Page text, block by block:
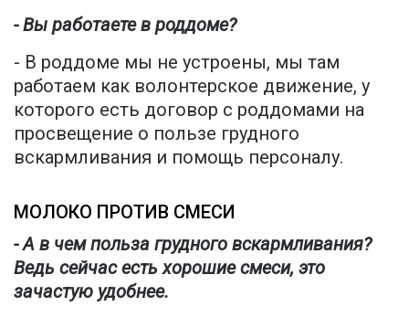
- Вы работаете в роддоме?
- В роддоме мы не устроены, мы там
работаем как волонтерское движение, у
которого есть договор с роддомами на
просвещение о пользе грудного
вскармливания и помощь персоналу.
МОЛОКО ПРОТИВ СМЕСИ
- А в чем польза грудного вскармливания?
Ведь сейчас есть хорошие смеси, это
зачастую удобнее.